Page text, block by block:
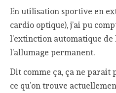
En utilisation sportive en
cardio optique), j’ai pu
l’extinction automatique de
l’allumage permanent.
Dit comme ça, ça ne parait
ce qu’on trouve